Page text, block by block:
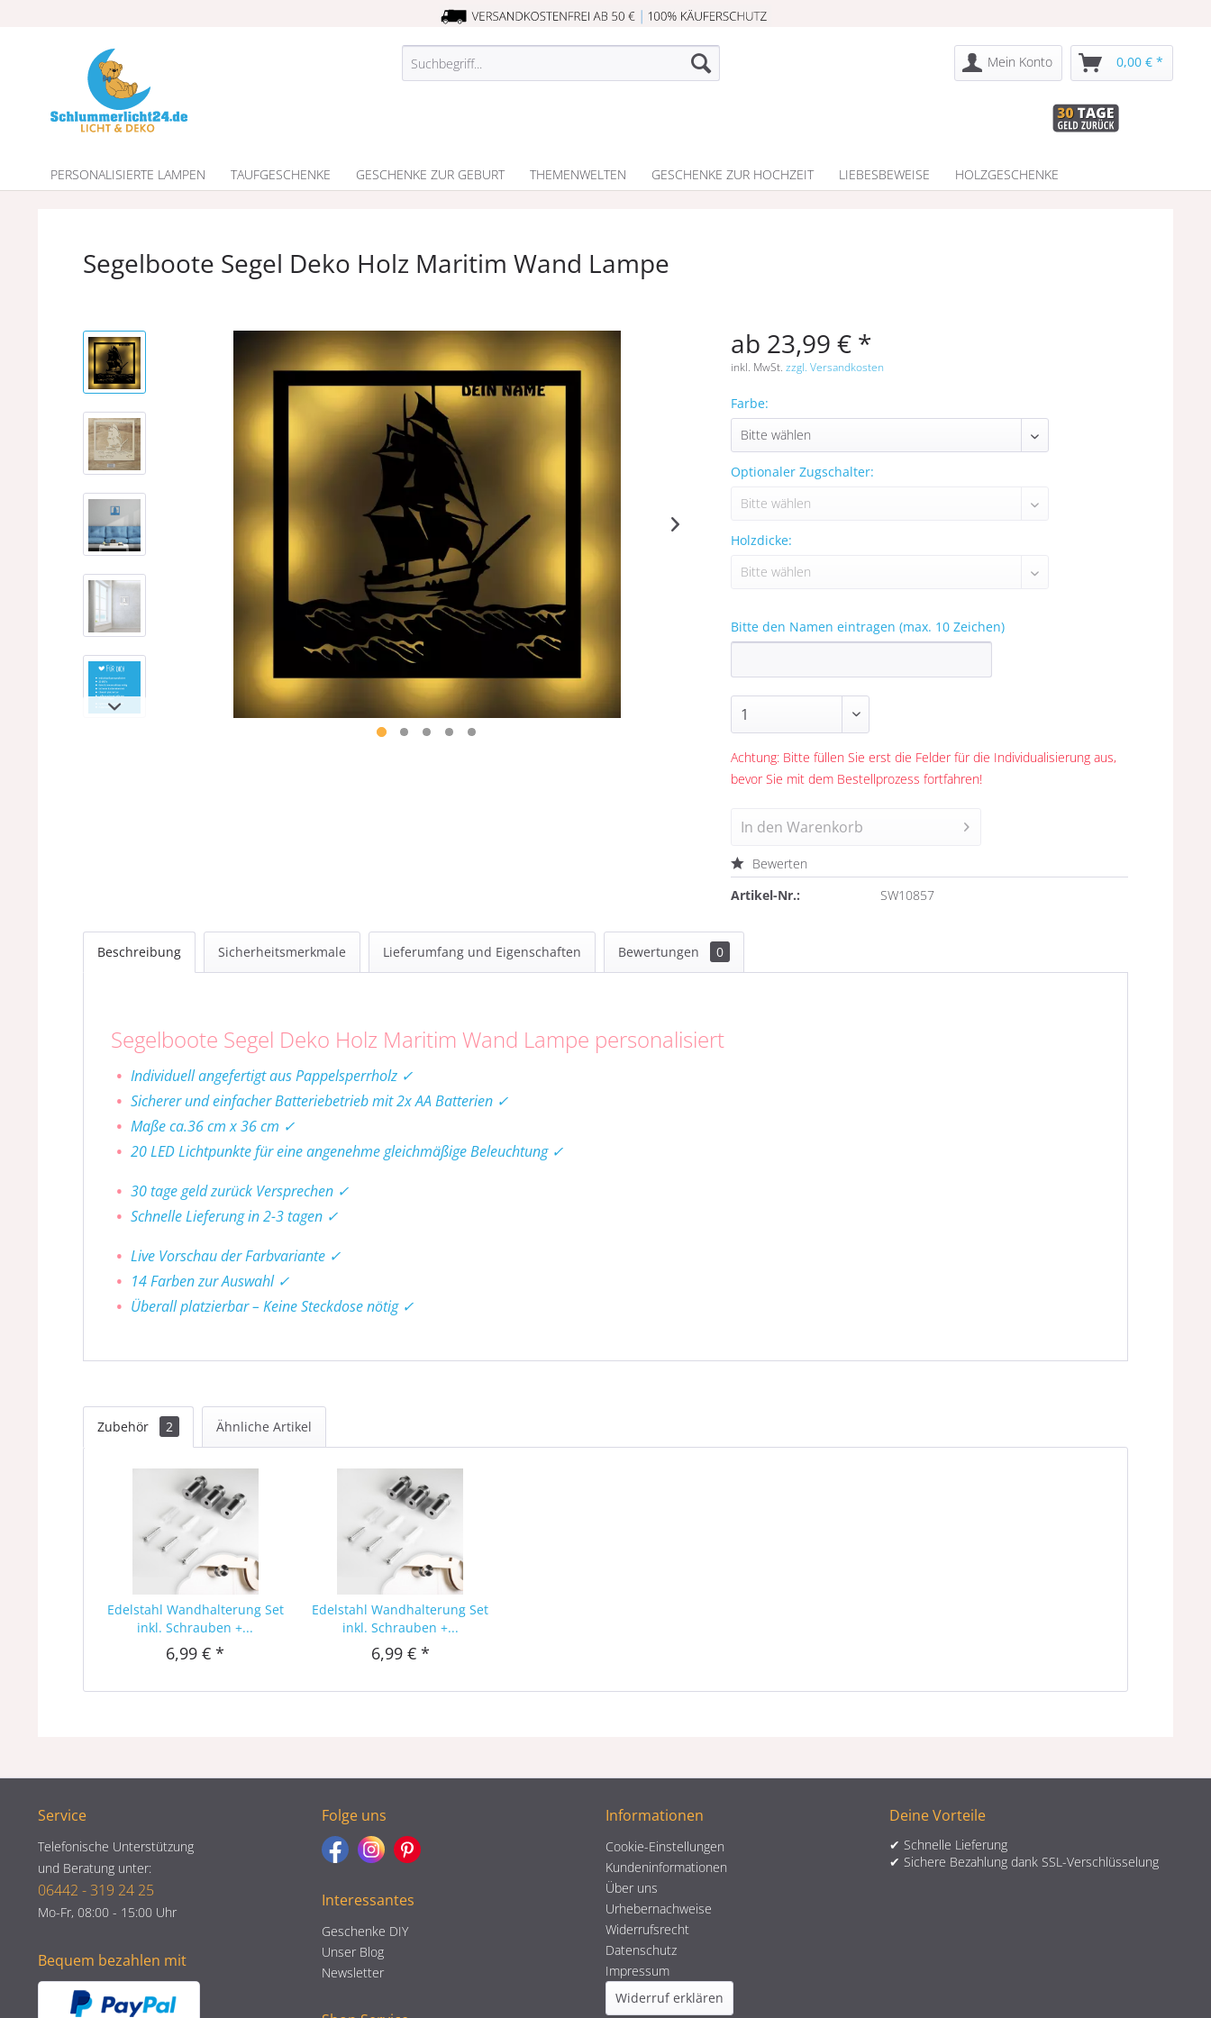
Mein Konto 0,00 € *
PERSONALISIERTE LAMPEN TAUFGESCHENKE GESCHENKE ZUR GEBURT THEMENWELTEN GESCHENKE ZUR HOCHZEIT LIEBESBEWEISE HOLZGESCHENKE
Segelboote Segel Deko Holz Maritim Wand Lampe
ab 23,99 € *
inkl. MwSt.zzgl. Versandkosten
Farbe:
Optionaler Zugschalter:
Holzdicke:
Bitte den Namen eintragen (max. 10 Zeichen)
Achtung: Bitte füllen Sie erst die Felder für die Individualisierung aus,
bevor Sie mit dem Bestellprozess fortfahren!
In den Warenkorb
Bewerten
Artikel-Nr.:
SW10857
Beschreibung Sicherheitsmerkmale Lieferumfang und Eigenschaften Bewertungen 0
Segelboote Segel Deko Holz Maritim Wand Lampe personalisiert
Individuell angefertigt aus Pappelsperrholz ✓
Sicherer und einfacher Batteriebetrieb mit 2x AA Batterien ✓
Maße ca.36 cm x 36 cm ✓
20 LED Lichtpunkte für eine angenehme gleichmäßige Beleuchtung ✓
30 tage geld zurück Versprechen ✓
Schnelle Lieferung in 2-3 tagen ✓
Live Vorschau der Farbvariante ✓
14 Farben zur Auswahl ✓
Überall platzierbar – Keine Steckdose nötig ✓
Zubehör 2 Ähnliche Artikel
Edelstahl Wandhalterung Set
inkl. Schrauben +...
6,99 € *
Edelstahl Wandhalterung Set
inkl. Schrauben +...
6,99 € *
Service
Telefonische Unterstützung
und Beratung unter:
06442 - 319 24 25
Mo-Fr, 08:00 - 15:00 Uhr
Bequem bezahlen mit
Folge uns
Interessantes
Geschenke DIY
Unser Blog
Newsletter
Informationen
Cookie-Einstellungen
Kundeninformationen
Über uns
Urhebernachweise
Widerrufsrecht
Datenschutz
Impressum
Widerruf erklären
Deine Vorteile
✔ Schnelle Lieferung
✔ Sichere Bezahlung dank SSL-Verschlüsselung